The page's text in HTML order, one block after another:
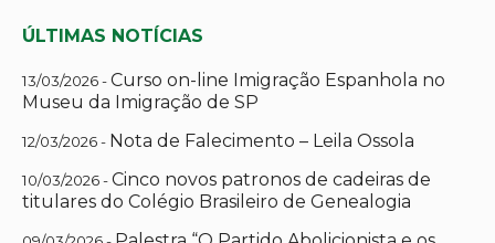
ÚLTIMAS NOTÍCIAS
13/03/2026 -Curso on-line Imigração Espanhola no
Museu da Imigração de SP
12/03/2026 - Nota de Falecimento – Leila Ossola
10/03/2026 -Cinco novos patronos de cadeiras de
titulares do Colégio Brasileiro de Genealogia